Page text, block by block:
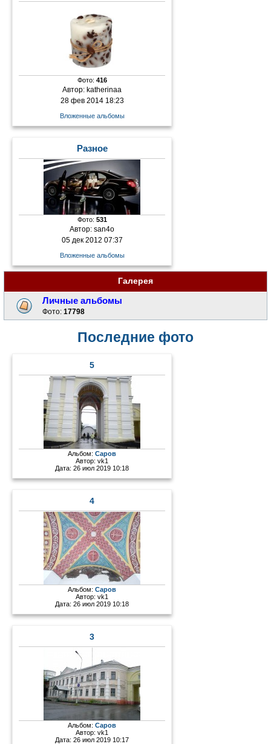
Фото: 416
Автор: katherinaa
28 фев 2014 18:23
Вложенные альбомы
Разное
Фото: 531
Автор:san4o
05 дек 2012 07:37
Вложенные альбомы
Галерея
Личные альбомы
Фото:17798
Последние фото
5
Альбом:Саров
Автор:vk1
Дата: 26 июл 2019 10:18
4
Альбом:Саров
Автор:vk1
Дата: 26 июл 2019 10:18
3
Альбом:Саров
Автор:vk1
Дата: 26 июл 2019 10:17